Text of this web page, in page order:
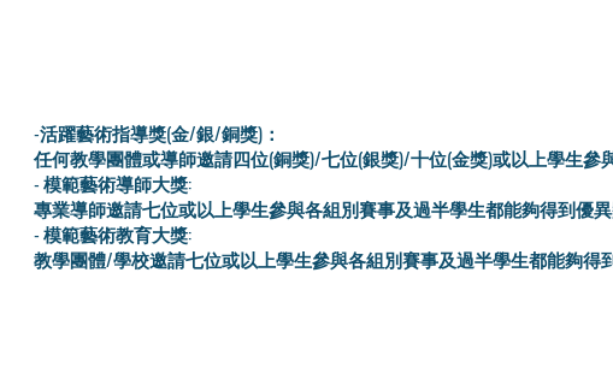
-活躍藝術指導獎(金/銀/銅獎)：
任何教學團體或導師邀請四位(銅獎)/七位(銀獎)/十位(金獎)或以上學生參
- 模範藝術導師大獎:
專業導師邀請七位或以上學生參與各組別賽事及過半學生都能夠得到優
- 模範藝術教育大獎:
教學團體/學校邀請七位或以上學生參與各組別賽事及過半學生都能夠得